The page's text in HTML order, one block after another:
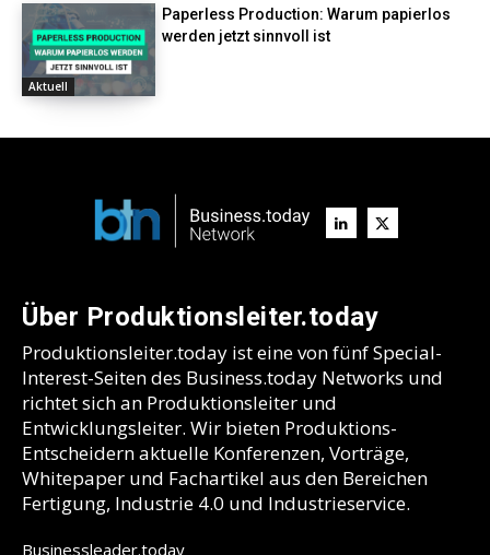
Aktuell
Paperless Production: Warum papierlos
werden jetzt sinnvoll ist
Über Produktionsleiter.today
Produktionsleiter.today ist eine von fünf Special-
Interest-Seiten des Business.today Networks und
richtet sich an Produktionsleiter und
Entwicklungsleiter. Wir bieten Produktions-
Entscheidern aktuelle Konferenzen, Vorträge,
Whitepaper und Fachartikel aus den Bereichen
Fertigung, Industrie 4.0 und Industrieservice.
Businessleader.today